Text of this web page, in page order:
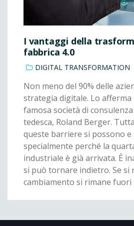
I vantaggi della
fabbrica 4.0
DIGITAL TRANSFORMATION
Non meno del 90% delle
strategia digitale. Lo
famosa società di
tedesca, Roland Berger.
queste barriere si possono e
specialmente perché la
industriale è già arrivata. È
si può tornare indietro. Se si
cambiamento si rimane fuori